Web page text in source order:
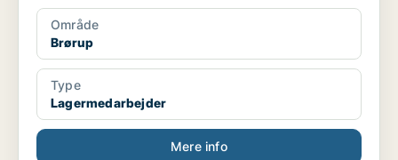
Område
Brørup
Type
Lagermedarbejder
Mere info